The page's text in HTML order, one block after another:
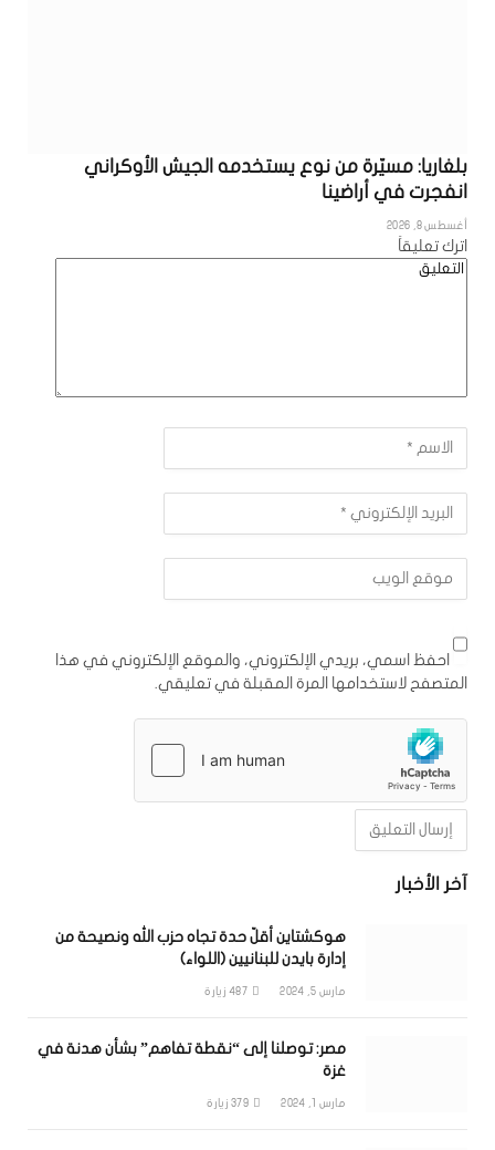
بلغاريا: مسيّرة من نوع يستخدمه الجيش الأوكراني
انفجرت في أراضينا
أغسطس 8, 2026
اترك تعليقاً
احفظ اسمي، بريدي الإلكتروني، والموقع الإلكتروني في هذا
المتصفح لاستخدامها المرة المقبلة في تعليقي.
آخر الأخبار
هوكشتاين أقلّ حدة تجاه حزب الله ونصيحة من
إدارة بايدن للبنانيين (اللواء)
مارس 5, 2024 487 زيارة
مصر: توصلنا إلى “نقطة تفاهم” بشأن هدنة في
غزة
مارس 1, 2024 379 زيارة